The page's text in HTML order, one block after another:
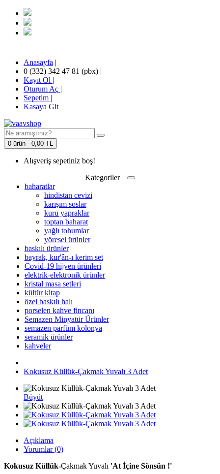
Anasayfa |
0 (332) 342 47 81 (pbx) |
Kayıt Ol |
Oturum Aç |
Sepetim |
Kasaya Git
0 ürün - 0,00 TL
Alışveriş sepetiniz boş!
Kategoriler
baharatlar
hindistan cevizi
karışım soslar
kuru yapraklar
toptan baharat
yağlı tohumlar
yöresel ürünler
baskılı ürünler
bayrak, kur'ân-ı kerim set
Covid-19 hijyen ürünleri
elektrik-elektronik ürünler
kristal masa setleri
kültür kitap
özel baskılı halı
porselen kahve fincanı
Semazen Minyatür Ürünler
semazen parfüm kolonya
seramik ürünler
kahveler
Kokusuz Küllük-Çakmak Yuvalı 3 Adet
Büyüt
Açıklama
Yorumlar (0)
Kokusuz Küllük-Çakmak Yuvalı 'At İçine Sönsün !'